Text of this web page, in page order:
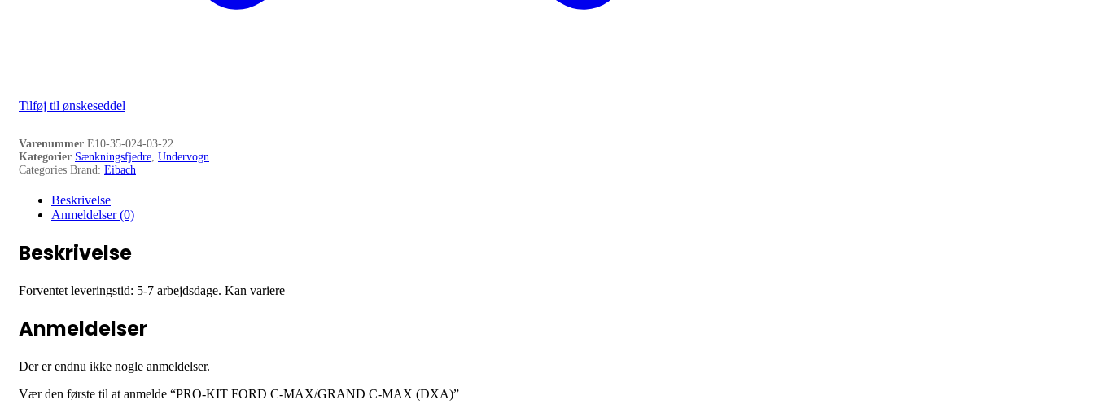
Tilføj til ønskeseddel
Varenummer E10-35-024-03-22
Kategorier Sænkningsfjedre, Undervogn
Categories Brand: Eibach
Beskrivelse
Anmeldelser (0)
Beskrivelse
Forventet leveringstid: 5-7 arbejdsdage. Kan variere
Anmeldelser
Der er endnu ikke nogle anmeldelser.
Vær den første til at anmelde “PRO-KIT FORD C-MAX/GRAND C-MAX (DXA)”